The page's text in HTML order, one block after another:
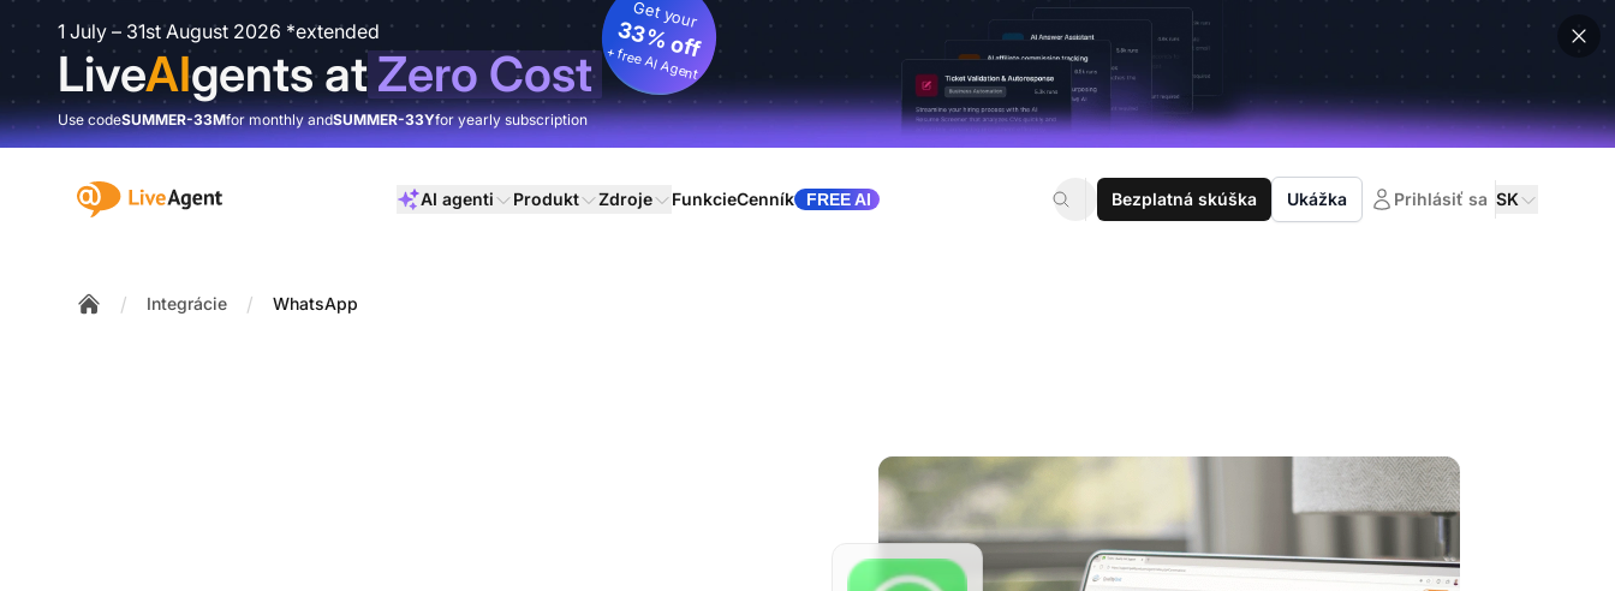
1 July – 31st August 2026 *extended
LiveAIgents atZero Cost
Get your
33% off
+ free AI Agent
Use codeSUMMER-33Mfor monthly andSUMMER-33Yfor yearly subscription
:site.title AI agenti Produkt Zdroje FunkcieCenník FREE AI Bezplatná skúška Ukážka Prihlásiť sa SK
/ Integrácie / WhatsApp